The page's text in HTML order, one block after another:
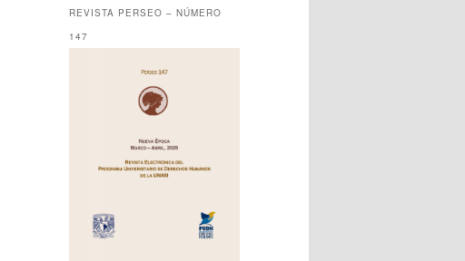
REVISTA PERSEO – NÚMERO
147